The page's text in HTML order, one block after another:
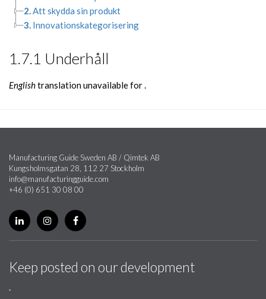
2.Att skydda sin produkt
3. Innovationskategorisering
1.7.1 Underhåll
Englishtranslation unavailable for.
Manufacturing Guide Sweden AB / Qimtek AB
Kungsholmsgatan 28, 112 27 Stockholm
info@manufacturingguide.com
+46 (0) 651 30 08 00
Keep posted on our development
.